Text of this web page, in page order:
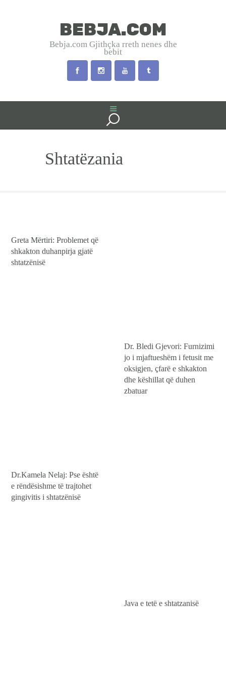
BEBJA.COM
Bebja.com Gjithçka rreth nenes dhe
bebit
Shtatëzania
BEBJA.COM
Bebja.com Gjithçka rreth nenes dhe bebit
SHTATZANIA
USHQYERJA
BABY SISTER
LIFESTYLE
Greta Mërtiri: Problemet që
shkakton duhanpirja gjatë
shtatzënisë
Dr. Bledi Gjevori: Furnizimi
jo i mjaftueshëm i fetusit me
oksigjen, çfarë e shkakton
dhe këshillat që duhen
zbatuar
Dr.Kamela Nelaj: Pse është
e rëndësishme të trajtohet
gingivitis i shtatzënisë
Java e tetë e shtatzanisë